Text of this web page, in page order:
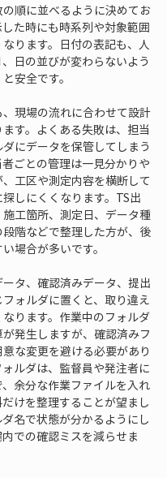
順に並べるように決めてお
た時にも時系列や対象範囲
ります。日付の表記も、人
日の並びが変わらないよう
安全です。
現場の流れに合わせて設計
す。よくある失敗は、担当
にデータを保管してしまう
ごとの管理は一見分かりや
工区や測定内容を横断して
しにくくなります。TS出
工箇所、測定日、データ種
階などで整理した方が、後
場合が多いです。
ータ、確認済みデータ、提出
ォルダに置くと、取り違え
ります。作業中のフォルダ
発生しますが、確認済みフ
な変更を避ける必要があり
ルダは、監督員や発注者に
余分な作業ファイルを入れ
けを整理することが望まし
名で状態が分かるようにし
での確認ミスを減らせま